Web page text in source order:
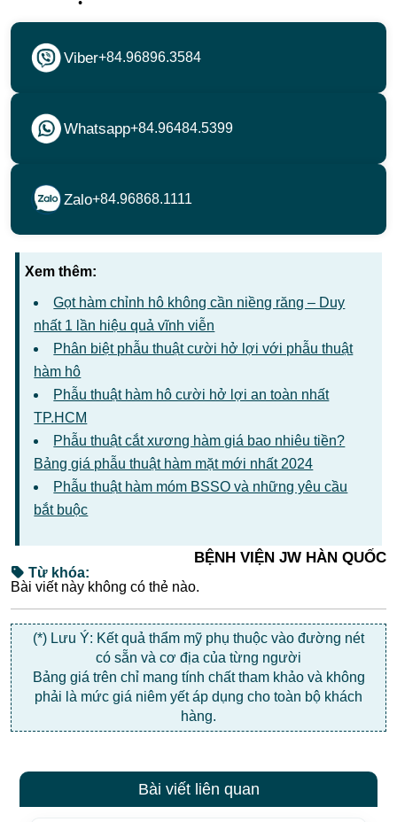
Viber+84.96896.3584
Whatsapp+84.96484.5399
Zalo+84.96868.1111
Xem thêm:
Gọt hàm chỉnh hô không cần niềng răng – Duy
nhất 1 lần hiệu quả vĩnh viễn
Phân biệt phẫu thuật cười hở lợi với phẫu thuật
hàm hô
Phẫu thuật hàm hô cười hở lợi an toàn nhất
TP.HCM
Phẫu thuật cắt xương hàm giá bao nhiêu tiền?
Bảng giá phẫu thuật hàm mặt mới nhất 2024
Phẫu thuật hàm móm BSSO và những yêu cầu
bắt buộc
BỆNH VIỆN JW HÀN QUỐC
Từ khóa:
Bài viết này không có thẻ nào.
(*) Lưu Ý: Kết quả thẩm mỹ phụ thuộc vào đường nét
có sẵn và cơ địa của từng người
Bảng giá trên chỉ mang tính chất tham khảo và không
phải là mức giá niêm yết áp dụng cho toàn bộ khách
hàng.
Bài viết liên quan